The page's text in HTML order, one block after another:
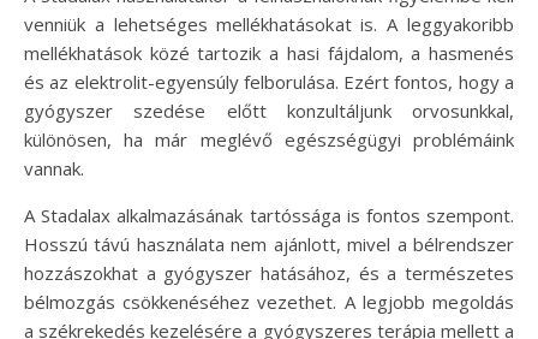
venniük a lehetséges mellékhatásokat is. A leggyakoribb
mellékhatások közé tartozik a hasi fájdalom, a hasmenés
és az elektrolit-egyensúly felborulása. Ezért fontos, hogy a
gyógyszer szedése előtt konzultáljunk orvosunkkal,
különösen, ha már meglévő egészségügyi problémáink
vannak.
A Stadalax alkalmazásának tartóssága is fontos szempont.
Hosszú távú használata nem ajánlott, mivel a bélrendszer
hozzászokhat a gyógyszer hatásához, és a természetes
bélmozgás csökkenéséhez vezethet. A legjobb megoldás
a székrekedés kezelésére a gyógyszeres terápia mellett a